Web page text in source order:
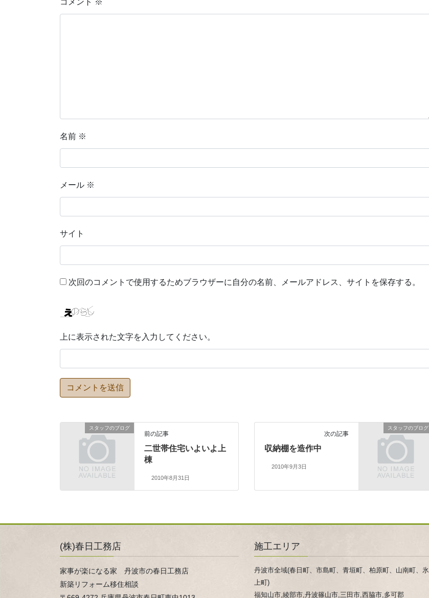
名前 ※
メール ※
サイト
次回のコメントで使用するためブラウザーに自分の名前、メールアドレス、サイトを保存する。
上に表示された文字を入力してください。
スタッフのブログ
前の記事
二世帯住宅いよいよ上
棟
2010年8月31日
スタッフのブログ
次の記事
収納棚を造作中
2010年9月3日
(株)春日工務店
家事が楽になる家 丹波市の春日工務店
新築リフォーム移住相談
施工エリア
丹波市全域(春日町、市島町、青垣町、柏原町、山南町、氷
上町)
福知山市,綾部市,丹波篠山市,三田市,西脇市,多可郡